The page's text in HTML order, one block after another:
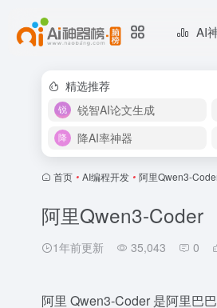
AI
精选推荐
锐智AI论文生成
降AI率神器
首页 • AI编程开发 • 阿里Qwen3-
阿里Qwen3-Coder
1年前更新 35,043 0
阿里 Qwen3-Coder 是阿里巴